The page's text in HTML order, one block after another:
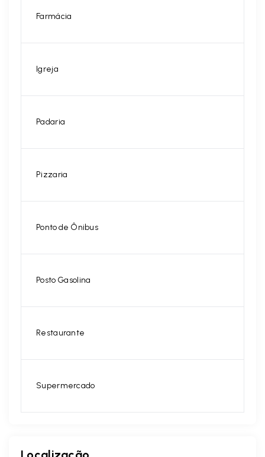
Farmácia
Igreja
Padaria
Pizzaria
Ponto de Ônibus
Posto Gasolina
Restaurante
Supermercado